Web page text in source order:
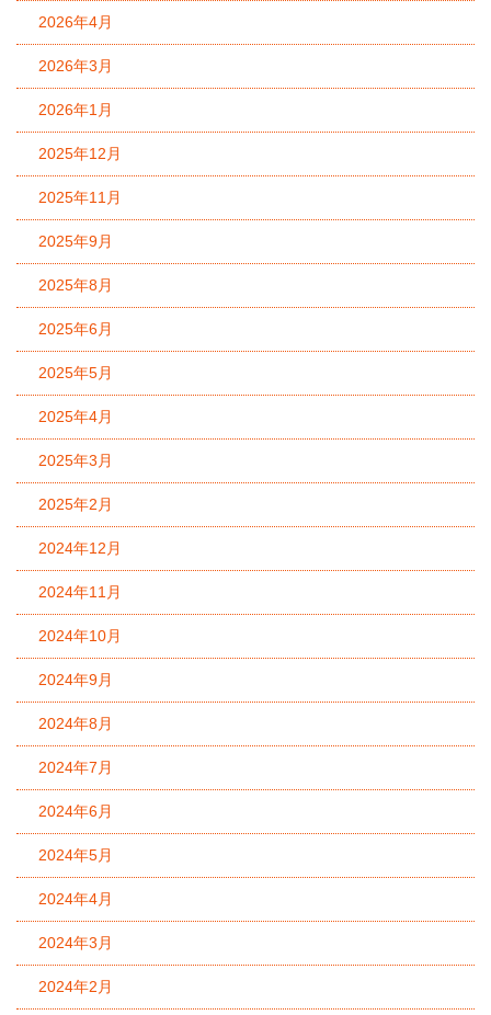
2026年4月
2026年3月
2026年1月
2025年12月
2025年11月
2025年9月
2025年8月
2025年6月
2025年5月
2025年4月
2025年3月
2025年2月
2024年12月
2024年11月
2024年10月
2024年9月
2024年8月
2024年7月
2024年6月
2024年5月
2024年4月
2024年3月
2024年2月